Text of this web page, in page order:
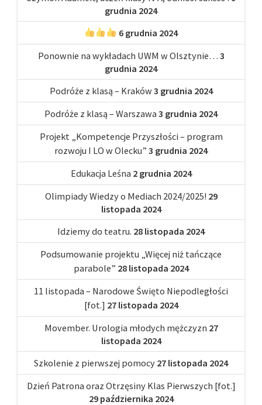
grudnia 2024
6 grudnia 2024
Ponownie na wykładach UWM w Olsztynie… 3
grudnia 2024
Podróże z klasą – Kraków 3 grudnia 2024
Podróże z klasą – Warszawa 3 grudnia 2024
Projekt „Kompetencje Przyszłości – program
rozwoju I LO w Olecku” 3 grudnia 2024
Edukacja Leśna 2 grudnia 2024
Olimpiady Wiedzy o Mediach 2024/2025! 29
listopada 2024
Idziemy do teatru. 28 listopada 2024
Podsumowanie projektu „Więcej niż tańczące
parabole” 28 listopada 2024
11 listopada – Narodowe Święto Niepodległości
[fot.] 27 listopada 2024
Movember. Urologia młodych mężczyzn 27
listopada 2024
Szkolenie z pierwszej pomocy 27 listopada 2024
Dzień Patrona oraz Otrzęsiny Klas Pierwszych [fot.]
29 października 2024